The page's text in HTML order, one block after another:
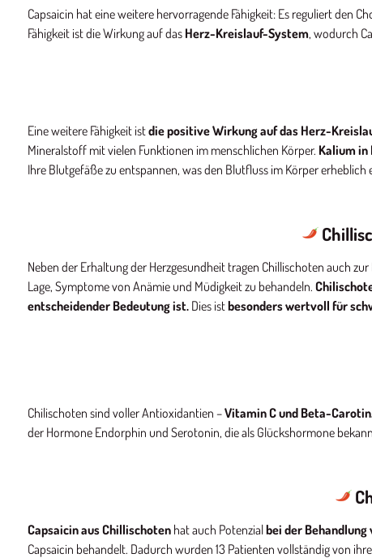
Capsaicin hat eine weitere hervorragende Fähigkeit: Es reguliert den
Fähigkeit ist die Wirkung auf das Herz-Kreislauf-System, wodurch
Eine weitere Fähigkeit istdie positive Wirkung auf das Herz-
Mineralstoff mit vielen Funktionen im menschlichen Körper. Kalium in
Ihre Blutgefäße zu entspannen, was den Blutfluss im Körper erheblich
Neben der Erhaltung der Herzgesundheit tragen Chillischoten auch
Lage, Symptome von Anämie und Müdigkeit zu behandeln.
entscheidender Bedeutung ist.Dies istbesonders wertvoll für
Chilischoten sind voller Antioxidantien –Vitamin C und Beta-
der Hormone Endorphin und Serotonin, die als Glückshormone
Capsaicin aus Chillischoten hat auch Potenzialbei der Behandlung
Capsaicin behandelt. Dadurch wurden 13 Patienten vollständig von